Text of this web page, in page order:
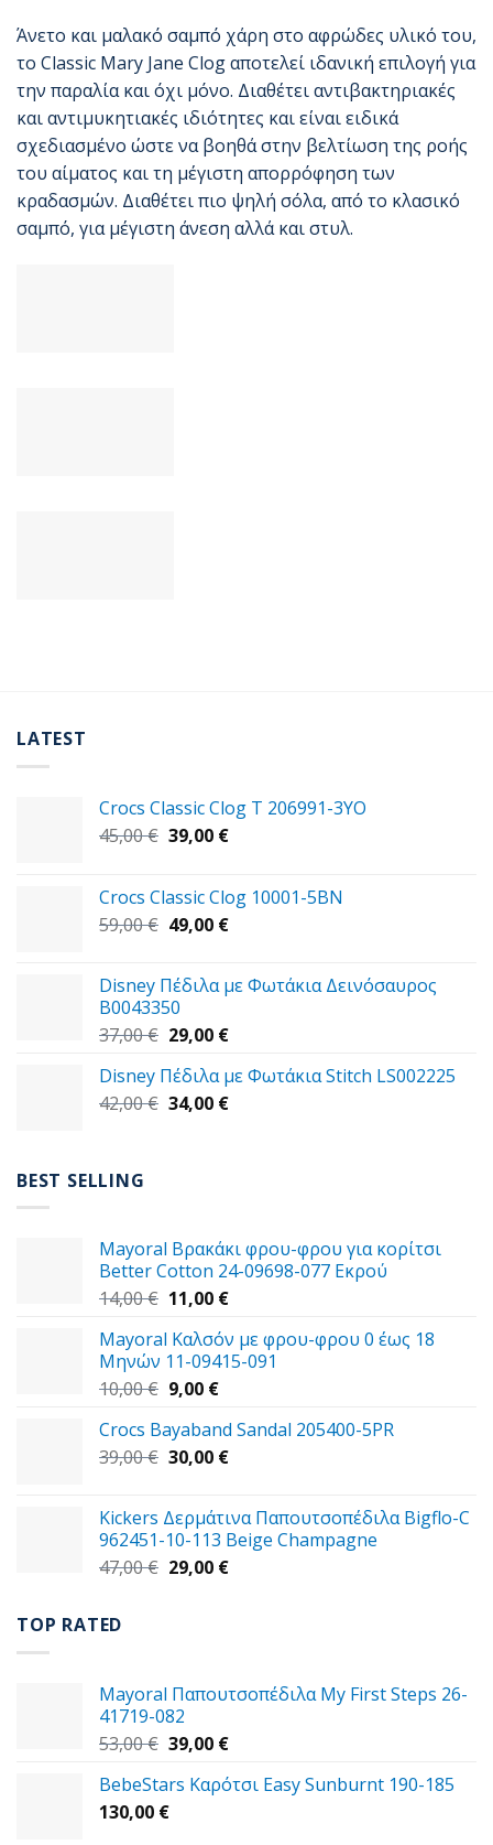
Άνετο και μαλακό σαμπό χάρη στο αφρώδες υλικό του,
το Classic Mary Jane Clog αποτελεί ιδανική επιλογή για
την παραλία και όχι μόνο. Διαθέτει αντιβακτηριακές
και αντιμυκητιακές ιδιότητες και είναι ειδικά
σχεδιασμένο ώστε να βοηθά στην βελτίωση της ροής
του αίματος και τη μέγιστη απορρόφηση των
κραδασμών. Διαθέτει πιο ψηλή σόλα, από το κλασικό
σαμπό, για μέγιστη άνεση αλλά και στυλ.
LATEST
Crocs Classic Clog T 206991-3YΟ
45,00€ Original
45,00 €.
39,00 €Η
είναι:
39,00 €.
Crocs Classic Clog 10001-5BN
59,00€ Original
59,00 €.
49,00 €Η
είναι:
Disney Πέδιλα με Φωτάκια Δεινόσαυρος
B0043350
37,00€ Original
was:
37,00 €.
29,00 €Η
τιμή
είναι:
Disney Πέδιλα με Φωτάκια Stitch LS002225
42,00€ Original
34,00 €Η
BEST SELLING
Mayoral Βρακάκι φρου-φρου για κορίτσι
Better Cotton 24-09698-077 Εκρού
14,00€ Original
was:
14,00 €.
11,00 €Η
τιμή
είναι:
Mayoral Καλσόν με φρου-φρου 0 έως 18
Μηνών 11-09415-091
10,00€ Original
was:
10,00 €.
9,00 €Η
τιμή
είναι:
Crocs Bayaband Sandal 205400-5PR
39,00€ Original
39,00 €.
30,00 €Η
είναι:
30,00 €.
Kickers Δερμάτινα Παπουτσοπέδιλα Bigflo-C
962451-10-113 Beige Champagne
47,00€ Original
29,00 €Η
TOP RATED
Mayoral Παπουτσοπέδιλα My First Steps 26-
41719-082
53,00€ Original
was:
53,00 €.
39,00 €Η
τιμή
BebeStars Καρότσι Easy Sunburnt 190-185
130,00 €